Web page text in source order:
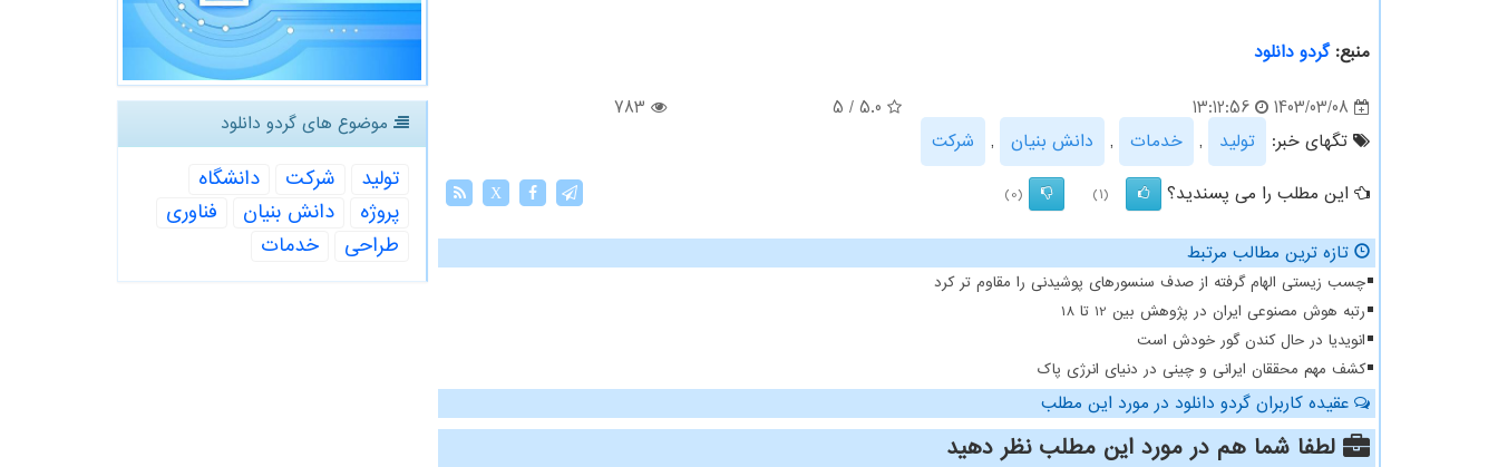
منبع:گردو دانلود
1403/03/08
13:12:56
5.0
/
5
783
تگهای خبر:
تولید , خدمات , دانش بنیان ,
شركت
این مطلب را می پسندید؟
(1)
(0)
X
تازه ترین مطالب مرتبط
چسب زیستی الهام گرفته از صدف سنسورهای پوشیدنی را مقاوم تر کرد
رتبه هوش مصنوعی ایران در پژوهش بین 12 تا 18
انویدیا در حال کندن گور خودش است
کشف مهم محققان ایرانی و چینی در دنیای انرژی پاک
عقیده کاربران گردو دانلود در مورد این مطلب
لطفا شما هم در مورد این مطلب نظر دهید
موضوع های گردو دانلود
تولید شركت
دانشگاه
پروژه
دانش بنیان
فناوری
طراحی
خدمات